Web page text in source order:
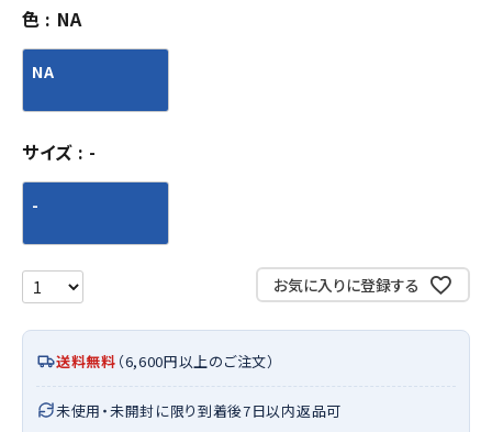
色 NA
NA
サイズ -
-
お気に入りに登録する
送料無料 （6,600円以上のご注文）
未使用・未開封に限り到着後7日以内返品可